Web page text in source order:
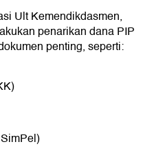
Ult Kemendikdasmen,
penarikan dana PIP
penting, seperti: